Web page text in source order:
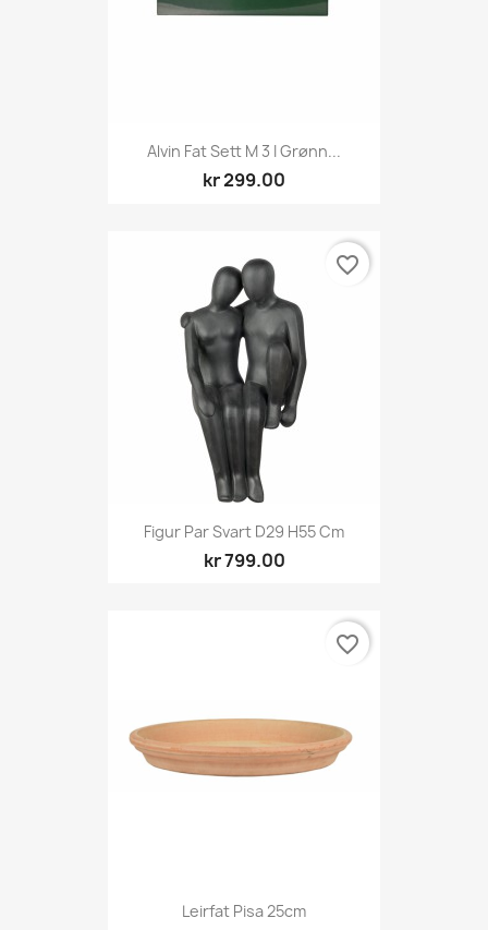
Alvin Fat Sett M 3 I Grønn...
kr 299.00
Figur Par Svart D29 H55 Cm
kr 799.00
favorite_border
Leirfat Pisa 25cm
favorite_border